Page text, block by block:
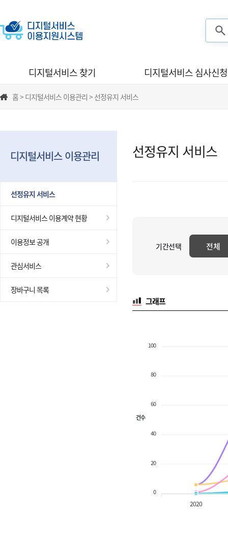
디지털서비스 찾기 디지털서비스 심사신청
홈 > 디지털서비스 이용관리 > 선정유지 서비스
디지털서비스 이용관리
선정유지 서비스
디지털서비스 이용계약 현황
이용정보 공개
관심서비스
장바구니 목록
선정유지 서비스
기간선택 전체
그래프
100
80
60
40
20
0
건수
2020